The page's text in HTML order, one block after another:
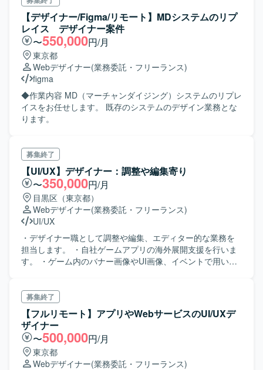
といったプロダクトでの表現方法の検討などを行っていた
だきます。 ▼具体的な業務内容 ・サービスの抱える課題の
発見とそれを解決する施策やコミュニケーション方法の検
討 ・プロトタイプの作成から実際のUIデザインに至るまで
のプロダクトデザイン業務全般
【デザイナー/Figma/リモート】MDシステムのリプ
レイス デザイナー案件
〜550,000円/月
東京都
Webデザイナー(業務委託・フリーランス)
figma
◆作業内容 MD（マーチャンダイジング）システムのリプレ
イスをお任せします。 既存のシステムのデザイン業務とな
ります。
募集終了
【UI/UX】デザイナー：調整や編集寄り
〜350,000円/月
目黒区（東京都）
Webデザイナー(業務委託・フリーランス)
UI/UX
・デザイナー職として調整や編集、エディター的な業務を
担当します。 ・自社ゲームアプリの海外展開支援を行いま
す。 ・ゲーム内のバナー画像やUI画像、イベントで用いる
関連するチームへの伝達や、担当部分のQA的確認作業があ
ります。
募集終了
【フルリモート】アプリやWebサービスのUI/UXデ
ザイナー
〜500,000円/月
東京都
Webデザイナー(業務委託・フリーランス)